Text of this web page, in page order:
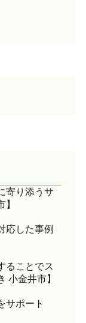
寄り添うサ
応した事例
ることでス
小金井市】
サポート